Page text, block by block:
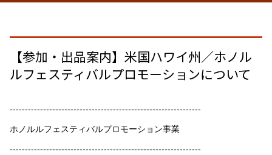
【参加・出品案内】米国ハワイ州／ホノル
ルフェスティバルプロモーションについて
---------------------------------------------------------------
ホノルルフェスティバルプロモーション事業
---------------------------------------------------------------